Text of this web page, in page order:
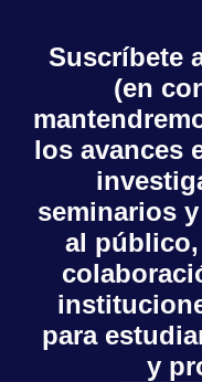
Suscríbete
(en
los avances
seminarios
al
para
y